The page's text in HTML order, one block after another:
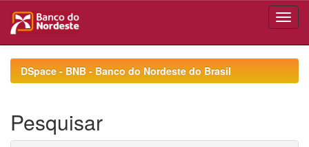
navigationDSpace - BNB - Banco do Nordeste do Brasil
Pesquisar